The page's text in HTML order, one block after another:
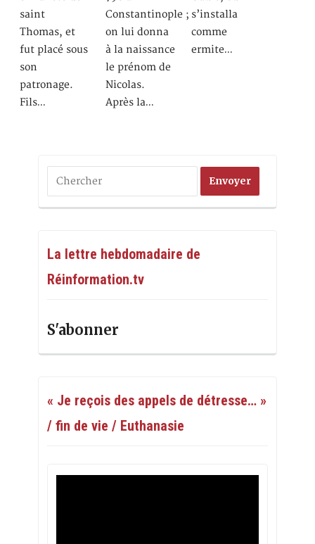
saint
Thomas, et
fut placé sous
son
patronage.
Fils…
Constantinople ;
on lui donna
à la naissance
le prénom de
Nicolas.
Après la…
s’installa
comme
ermite…
La lettre hebdomadaire de
Réinformation.tv
S'abonner
« Je reçois des appels de détresse… »
/ fin de vie / Euthanasie